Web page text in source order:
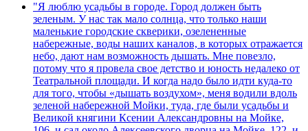
"Я люблю усадьбы в городе. Город должен быть
зеленым. У нас так мало солнца, что только наши
маленькие городские скверики, озелененные
набережные, воды наших каналов, в которых отражается
небо, дают нам возможность дышать. Мне повезло,
потому что я провела свое детство и юность недалеко от
Театральной площади. И когда надо было идти куда-то
для того, чтобы «дышать воздухом», меня водили вдоль
зеленой набережной Мойки, туда, где были усадьбы и
Великой княгини Ксении Александровны на Мойке,